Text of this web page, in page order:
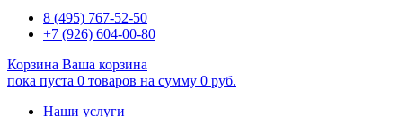
8 (495) 767-52-50
+7 (926) 604-00-80
Корзина Ваша корзина
пока пуста 0 товаров на сумму 0 руб.
Наши услуги